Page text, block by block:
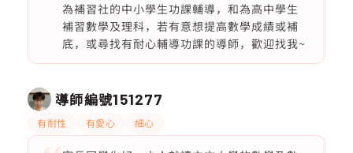
為補習社的中小學生功課輔導，和為高中學生
補習數學及理科，若有意想提高數學成績或補
底，或尋找有耐心輔導功課的導師，歡迎找我~
導師編號151277
有耐性 有愛心 細心